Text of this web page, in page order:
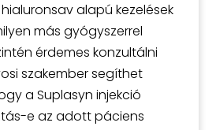
alapú kezelések
más gyógyszerrel
érdemes konzultálni
szakember segíthet
a Suplasyn injekció
e az adott páciens